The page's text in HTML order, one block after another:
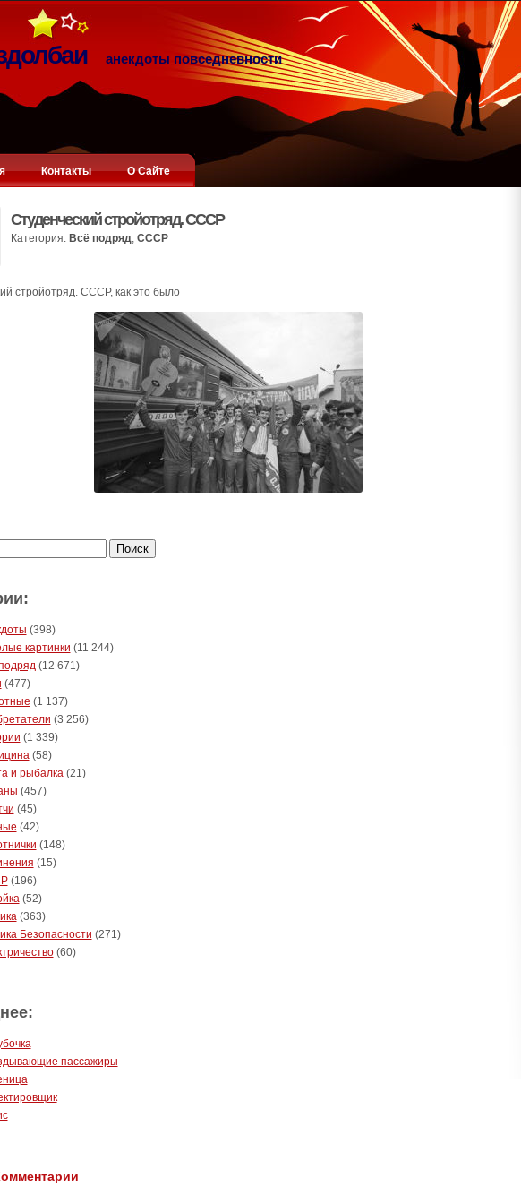
анекдоты повседневности
Контакты О Сайте
Студенческий стройотряд. СССР
Категория: Всё подряд, СССР
стройотряд. СССР, как это было
(398)
картинки (11 244)
(12 671)
(477)
(1 137)
(3 256)
(1 339)
(58)
и рыбалка(21)
(457)
(45)
(42)
(148)
(15)
(196)
(52)
(363)
Безопасности (271)
(60)
пассажиры